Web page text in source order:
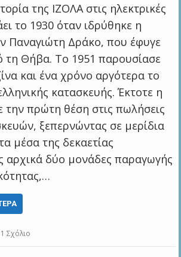
της ΙΖΟΛΑ στις ηλεκτρικές
το 1930 όταν ιδρύθηκε η
Παναγιώτη Δράκο, που έφυγε
Θήβα. Το 1951 παρουσίασε
και ένα χρόνο αργότερα το
κατασκευής. Έκτοτε η
την πρώτη θέση στις πωλήσεις
ξεπερνώντας σε μερίδια
μέσα της δεκαετίας
αρχικά δύο μονάδες παραγωγής
1 Σχόλιο